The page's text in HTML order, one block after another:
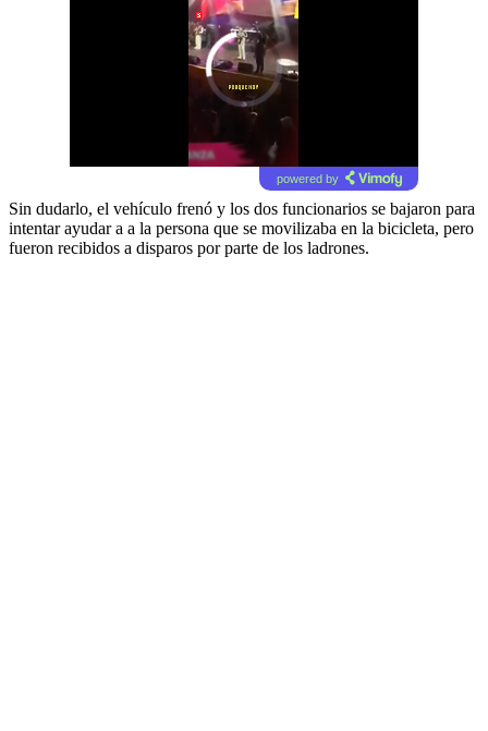
powered by
Sin dudarlo, el vehículo frenó y los dos funcionarios se bajaron para
intentar ayudar a a la persona que se movilizaba en la bicicleta, pero
fueron recibidos a disparos por parte de los ladrones.